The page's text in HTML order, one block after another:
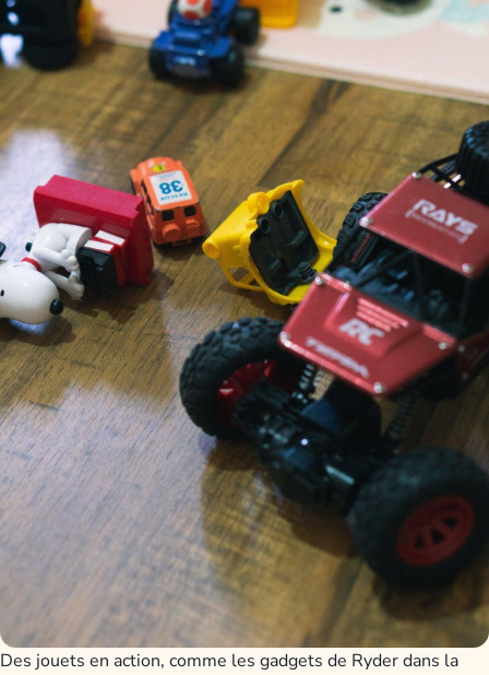
Des jouets en action, comme les gadgets de Ryder dans la